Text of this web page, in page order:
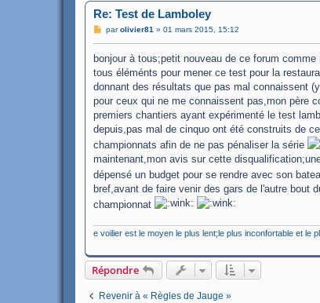
Re: Test de Lamboley
M
s
g
e
parolivier81 » 01 mars 2015, 15:12
bonjour à tous;petit nouveau de ce forum
tous éléménts pour mener ce test pour la
donnant des résultats que pas mal connaissent
pour ceux qui ne me connaissent pas,mon père
premiers chantiers ayant expérimenté le test
depuis,pas mal de cinquo ont été construits de
championnats afin de ne pas pénaliser la série
maintenant,mon avis sur cette
dépensé un budget pour se rendre avec son
bref,avant de faire venir des gars de l'autre bout
championnat
e voilier est le moyen le plus lent;le plus inconfortable et le
Répondre
Revenir à « Règles de Jauge »